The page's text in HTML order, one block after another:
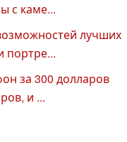
с каме...
лучших
портре...
за 300 долларов
и ...